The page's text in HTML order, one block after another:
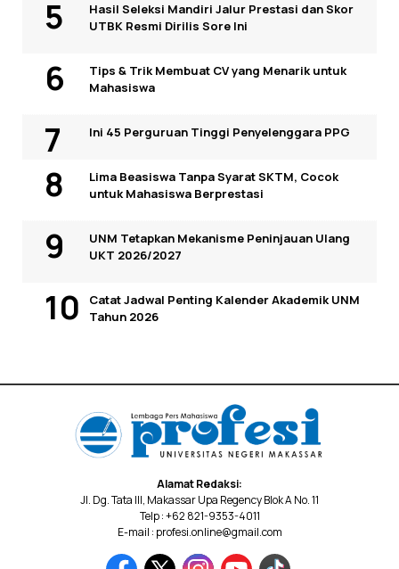
Hasil Seleksi Mandiri Jalur Prestasi dan Skor
UTBK Resmi Dirilis Sore Ini
Tips & Trik Membuat CV yang Menarik untuk
Mahasiswa
Ini 45 Perguruan Tinggi Penyelenggara PPG
Lima Beasiswa Tanpa Syarat SKTM, Cocok
untuk Mahasiswa Berprestasi
UNM Tetapkan Mekanisme Peninjauan Ulang
UKT 2026/2027
Catat Jadwal Penting Kalender Akademik UNM
Tahun 2026
Alamat Redaksi:
Jl. Dg. Tata III, Makassar Upa Regency Blok A No. 11
Telp : +62 821-9353-4011
E-mail : profesi.online@gmail.com